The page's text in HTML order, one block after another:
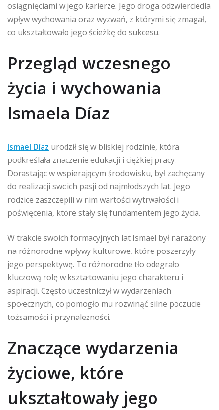
osiągnięciami w jego karierze. Jego droga odzwierciedla
wpływ wychowania oraz wyzwań, z którymi się zmagał,
co ukształtowało jego ścieżkę do sukcesu.
Przegląd wczesnego
życia i wychowania
Ismaela Díaz
Ismael Díaz urodził się w bliskiej rodzinie, która
podkreślała znaczenie edukacji i ciężkiej pracy.
Dorastając w wspierającym środowisku, był zachęcany
do realizacji swoich pasji od najmłodszych lat. Jego
rodzice zaszczepili w nim wartości wytrwałości i
poświęcenia, które stały się fundamentem jego życia.
W trakcie swoich formacyjnych lat Ismael był narażony
na różnorodne wpływy kulturowe, które poszerzyły
jego perspektywę. To różnorodne tło odegrało
kluczową rolę w kształtowaniu jego charakteru i
aspiracji. Często uczestniczył w wydarzeniach
społecznych, co pomogło mu rozwinąć silne poczucie
tożsamości i przynależności.
Znaczące wydarzenia
życiowe, które
ukształtowały jego